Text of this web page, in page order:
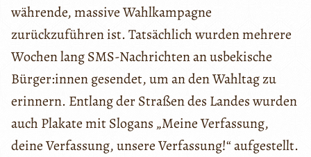
währende, massive Wahlkampagne
zurückzuführen ist. Tatsächlich wurden mehrere
Wochen lang SMS-Nachrichten an usbekische
Bürger:innen gesendet, um an den Wahltag zu
erinnern. Entlang der Straßen des Landes wurden
auch Plakate mit Slogans „Meine Verfassung,
deine Verfassung, unsere Verfassung!“ aufgestellt.